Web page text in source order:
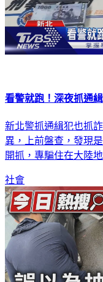
看警就跑！深夜抓通
新北警抓通緝犯也抓
異，上前盤查，發現
開抓，專騙住在大陸
社會